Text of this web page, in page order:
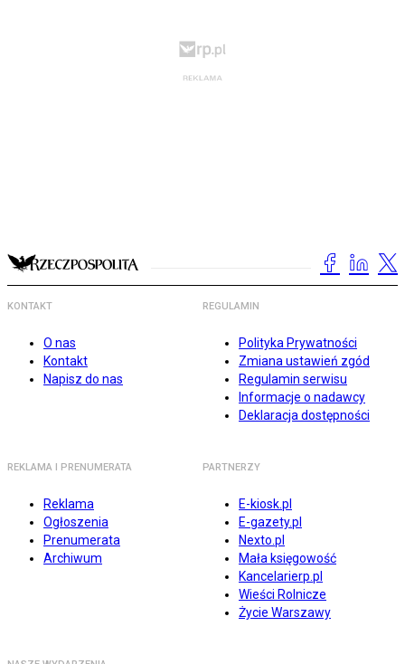
KONTAKT
O nas
Kontakt
Napisz do nas
REGULAMIN
Polityka Prywatności
Zmiana ustawień zgód
Regulamin serwisu
Informacje o nadawcy
Deklaracja dostępności
REKLAMA I PRENUMERATA
Reklama
Ogłoszenia
Prenumerata
Archiwum
PARTNERZY
E-kiosk.pl
E-gazety.pl
Nexto.pl
Mała księgowość
Kancelarierp.pl
Wieści Rolnicze
Życie Warszawy